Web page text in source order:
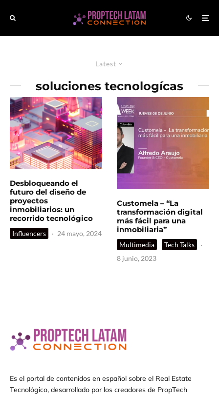
Latest
soluciones tecnologícas
Desbloqueando el
futuro del diseño de
proyectos
inmobiliarios: un
recorrido tecnológico
Influencers · 24 mayo, 2024
Customela – “La
transformación digital
más fácil para una
inmobiliaria”
Multimedia Tech Talks
·
8 junio, 2023
Es el portal de contenidos en español sobre el Real Estate
Tecnológico, desarrollado por los creadores de PropTech